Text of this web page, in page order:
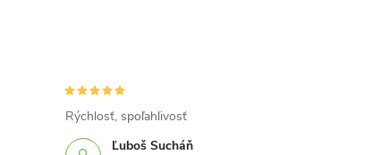
Ľuboš Sucháň
Rýchlosť, spoľahlivosť